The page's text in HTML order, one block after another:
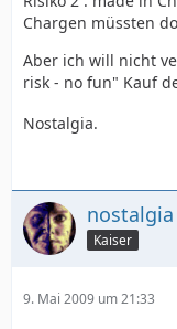
Chargen müssten
Aber ich will nicht
risk - no fun" Kauf
Nostalgia.
nostalgia
Kaiser
9. Mai 2009 um 21:33